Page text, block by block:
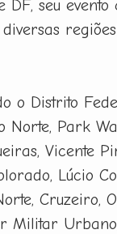
DF, seu evento
o Distrito
Norte, Park
Vicente
Lúcio
Cruzeiro,
Militar